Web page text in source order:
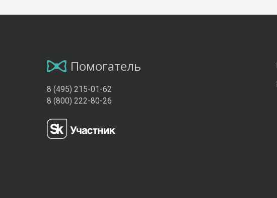
Помогатель
8 (495) 215-01-62
8 (800) 222-80-26